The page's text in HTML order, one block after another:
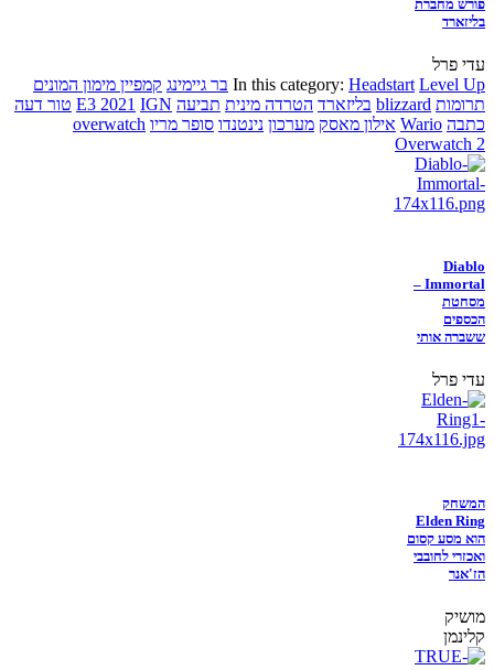
פורש מחברת
בליזארד
עדי פרל
In this category: Headstart Level Up בר גיימינג קמפיין מימון המונים
תרומות blizzard בליזארד הטרדה מינית תביעה E3 2021 IGN
טור דעה
כתבה Wario אילון מאסק מערכון נינטנדו סופר מריו overwatch
Overwatch 2
Diablo
Immortal –
מסחטת
הכספים
ששברה אותי
עדי פרל
המשחק
Elden Ring
הוא מסע קסום
ואכזרי לחובבי
הז'אנר
מושיק
קלינמן